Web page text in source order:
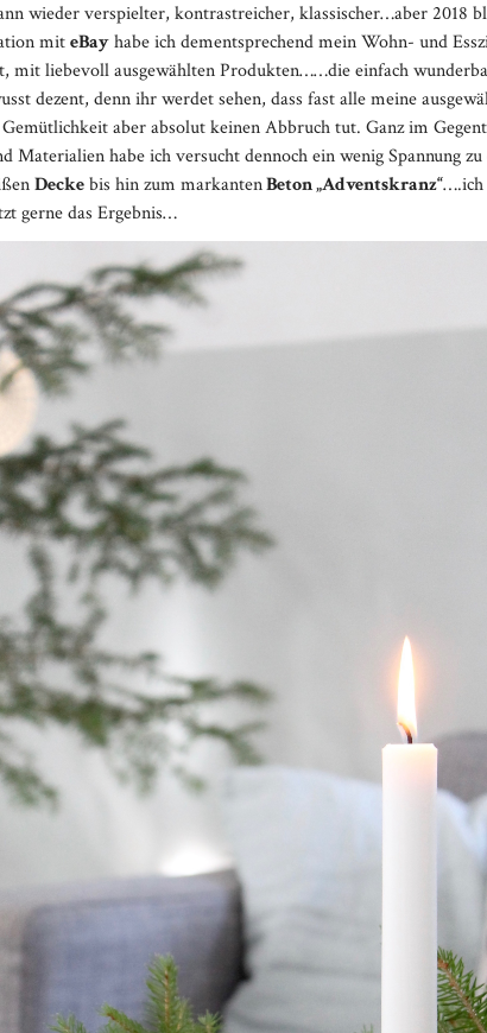
wieder verspielter, kontrastreicher, klassischer…aber 2018
miteBayhabe ich dementsprechend mein Wohn- und
mit liebevoll ausgewählten Produkten……die einfach
dezent, denn ihr werdet sehen, dass fast alle meine
aber absolut keinen Abbruch tut. Ganz im
Materialien habe ich versucht dennoch ein wenig Spannung
Deckebis hin zum markantenBeton „Adventskranz“….ich
gerne das Ergebnis…
Media
Datei